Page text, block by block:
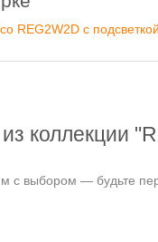
REG2W2D с подсветкой
коллекции
с выбором — будьте